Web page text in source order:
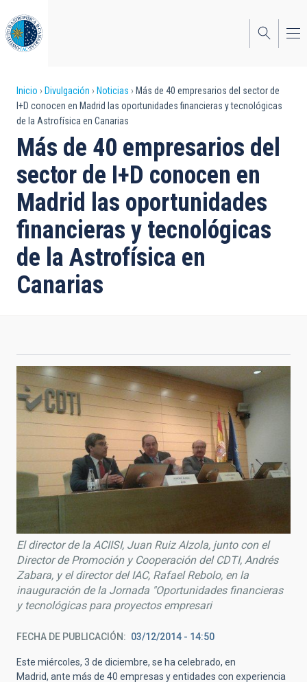
al
contenido
principal
Sobrescribir
enlaces
de
ayuda
a
la
navegación
Inicio Divulgación Noticias
Más de 40 empresarios del sector de
I+D conocen en Madrid las oportunidades financieras y tecnológicas
de la Astrofísica en Canarias
Más de 40 empresarios del
sector de I+D conocen en
Madrid las oportunidades
financieras y tecnológicas
de la Astrofísica en
Canarias
El director de la ACIISI, Juan Ruiz Alzola, junto con el
Director de Promoción y Cooperación del CDTI, Andrés
Zabara, y el director del IAC, Rafael Rebolo, en la
inauguración de la Jornada "Oportunidades financieras
y tecnológicas para proyectos empresari
FECHA DE PUBLICACIÓN 03/12/2014 - 14:50
Este miércoles, 3 de diciembre, se ha celebrado, en
Madrid, ante más de 40 empresas y entidades con experiencia